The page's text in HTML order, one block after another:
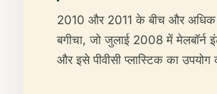
2010 और 2011 के बीच और अधिक
बगीचा, जो जुलाई 2008 में मेलबॉर्न
और इसे पीवीसी प्लास्टिक का